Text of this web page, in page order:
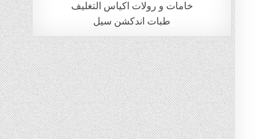
خامات و رولات اكياس التغليف
طبات اندكشن سيل